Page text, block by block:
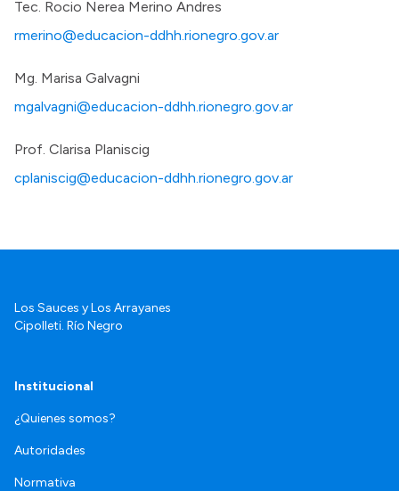
Tec. Rocio Nerea Merino Andres
rmerino@educacion-ddhh.rionegro.gov.ar
Mg. Marisa Galvagni
mgalvagni@educacion-ddhh.rionegro.gov.ar
Prof. Clarisa Planiscig
cplaniscig@educacion-ddhh.rionegro.gov.ar
Los Sauces y Los Arrayanes
Cipolleti. Río Negro
Institucional
¿Quienes somos?
Autoridades
Normativa